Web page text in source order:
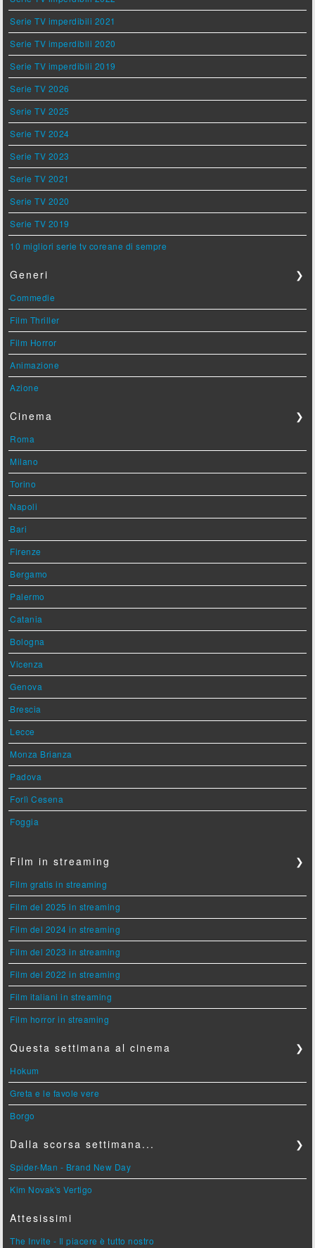
Serie TV imperdibili 2021
Serie TV imperdibili 2020
Serie TV imperdibili 2019
Serie TV 2026
Serie TV 2025
Serie TV 2024
Serie TV 2023
Serie TV 2021
Serie TV 2020
Serie TV 2019
10 migliori serie tv coreane di sempre
Generi ❯
Commedie
Film Thriller
Film Horror
Animazione
Azione
Cinema ❯
Roma
Milano
Torino
Napoli
Bari
Firenze
Bergamo
Palermo
Catania
Bologna
Vicenza
Genova
Brescia
Lecce
Monza Brianza
Padova
Forlì Cesena
Foggia
Film in streaming ❯
Film gratis in streaming
Film del 2025 in streaming
Film del 2024 in streaming
Film del 2023 in streaming
Film del 2022 in streaming
Film italiani in streaming
Film horror in streaming
Questa settimana al cinema ❯
Hokum
Greta e le favole vere
Borgo
Dalla scorsa settimana... ❯
Spider-Man - Brand New Day
Kim Novak's Vertigo
Attesissimi
The Invite - Il piacere è tutto nostro